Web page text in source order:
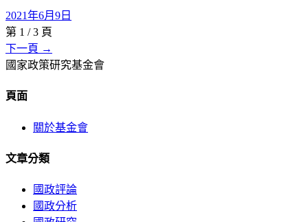
2021年6月9日
第 1 /3 頁
下一頁 →
國家政策研究基金會
頁面
關於基金會
文章分類
國政評論
國政分析